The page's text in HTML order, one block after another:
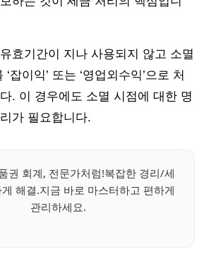
효기간이 지나 사용되지 않고 소멸
잡이익’ 또는 ‘영업외수익’으로 처
. 이 경우에도 소멸 시점에 대한 명
가 필요합니다.
권 회계, 전문가처럼!복잡한 경리/세
해결.지금 바로 마스터하고 편하게
관리하세요.